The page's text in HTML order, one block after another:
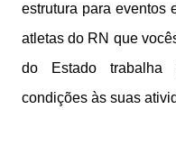
estrutura para eventos
atletas do RN que
do Estado
condições às suas